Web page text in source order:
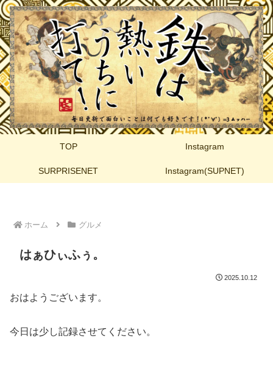
TOP Instagram
SURPRISENET Instagram(SUPNET)
ホーム グルメ
はぁひぃふぅ。
2025.10.12
おはようございます。
今日は少し記録させてください。